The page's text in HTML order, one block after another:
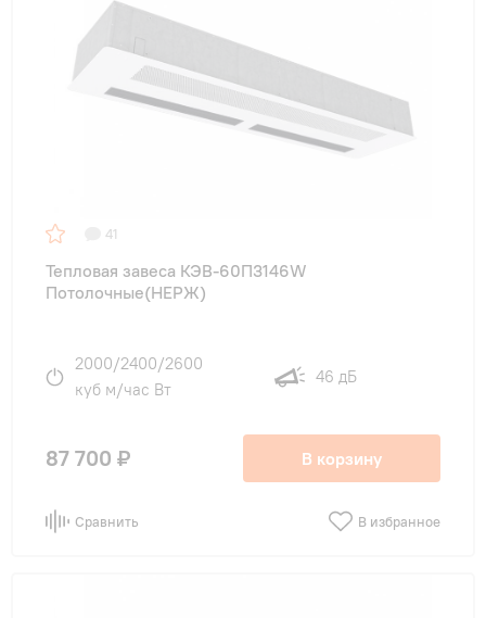
41
Тепловая завеса КЭВ-60П3146W
Потолочные(НЕРЖ)
2000/2400/2600
куб м/час Вт
46 дБ
87 700 ₽ В корзину
Сравнить В избранное